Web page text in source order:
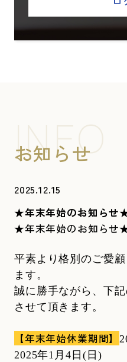
お知らせ
INFO
2025.12.15
★年末年始のお知らせ
★年末年始のお知らせ
平素より格別のご愛
ます。
誠に勝手ながら、下
させて頂きます。
【年末年始休業期間】
2025年1月4日(日)